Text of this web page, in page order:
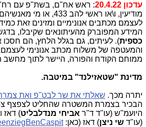
עדכון 20.4.22 : ראש אח"ם, בשת"פ עם
מודיעין, ו\או ראשי להב
לעצמם מכתבים אנונימיים ומזינים זאת
המידע המפוברק מהעיתונאים שקיבלו,
כספית). לעיתים, גם בגלל הלחץ, הם חסכו
והמעטפה של משלוח מכתב אנונימי לעצמם,
ממוחם הקודח והפורה, היישר לתוך מחשב
מדינת "שטאזילנד" במיטבה.
יתרה מכך. שאלתי את שר לבט"פ ואת
הבכיר בצמרת המשטרה שהחליט לצפצף
היועמ"ש (עו"ד ד"ר אביחי מנדלבליט) דאז
(עו"ד שי ניצן) דאז (כאן: